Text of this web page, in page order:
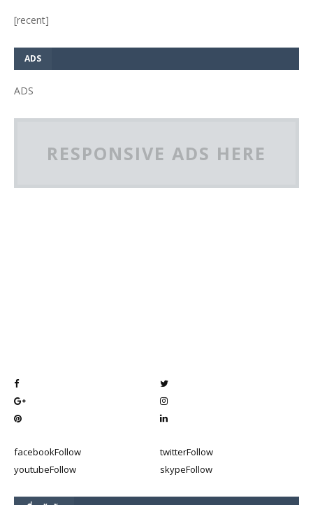
[recent]
ADS
ADS
RESPONSIVE ADS HERE
facebookFollow twitterFollow
youtubeFollow skypeFollow